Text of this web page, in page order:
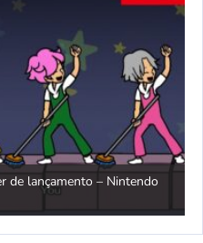
de lançamento – Nintendo